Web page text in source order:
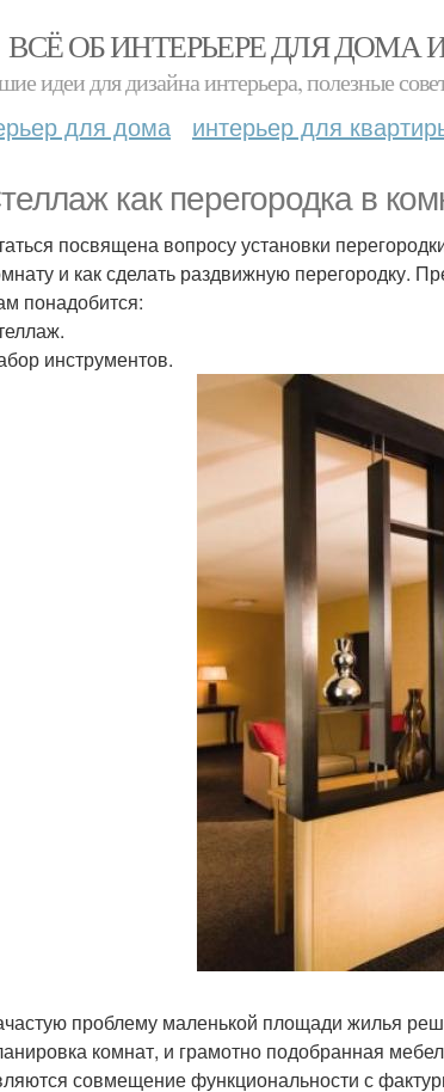
ВСЁ ОБ ИНТЕРЬЕРЕ ДЛЯ ДОМА
идеи для дизайна интерьера, полезные
для дома интерьер для
как перегородка в
посвящена вопросу установки
и как сделать раздвижную перегородку.
понадобится:
инструментов.
проблему маленькой площади жилья
комнат, и грамотно подобранная
совмещение функциональности с